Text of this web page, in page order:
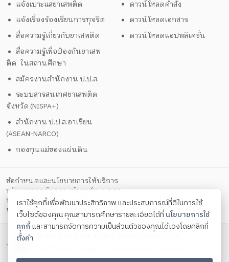
แจ้งเบาะแสยาเสพติด
แจ้งเรื่องร้องเรียนการทุจริต
สื่อความรู้เกี่ยวกับยาเสพติด
สื่อความรู้เพื่อป้องกันยาเสพ
ติด ในสถานศึกษา
สมัครงานสำนักงาน ป.ป.ส.
ระบบสารสนเทศยาเสพติด
จังหวัด (NISPA+)
สำนักงาน ป.ป.ส.อาเซียน
(ASEAN-NARCO)
กองทุนแม่ของแผ่นดิน
ดาวน์โหลดคำสั่ง
ดาวน์โหลดเอกสาร
ดาวน์โหลดแอปพลิเคชั่น
ข้อกำหนดและนโยบายการให้บริการ
นโยบายการคุ้มครองข้อมูลส่วนบุคคล
นโยบายการรักษาความมั่นคงปลอดภัยด้วยเทคโนโลยีสารสนเทศ
นโยบายคุกกี้
ตั้งค่าคุกกี้
สำนักงาน ปปส. ภาค 6 กระทรวงยุติธรรม
65150
เราใช้คุกกี้เพื่อพัฒนาประสิทธิภาพ และประสบการณ์ที่ดีในการใช้
เว็บไซต์ของคุณ คุณสามารถศึกษารายละเอียดได้ที่ นโยบายการใช้
คุกกี้และสามารถจัดการความเป็นส่วนตัวของคุณได้เองโดยคลิกที่
ตั้งค่า